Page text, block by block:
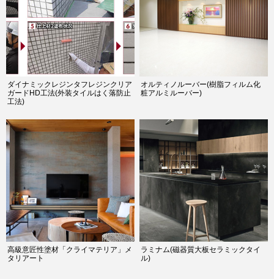
ダイナミックレジンタフレジンクリア
ガードHD工法(外装タイルはく落防止
工法)
オルティノルーバー(樹脂フィルム化
粧アルミルーバー)
高級意匠性塗材「クライマテリア」メ
タリアート
ラミナム(磁器質大板セラミックタイ
ル)